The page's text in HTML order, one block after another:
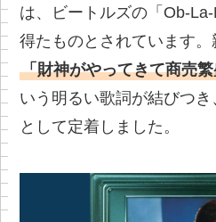
は、ビートルズの「Ob-
得たものとされています。
「財神がやってきて商売
いう明るい歌詞が結びつ
として定着しました。